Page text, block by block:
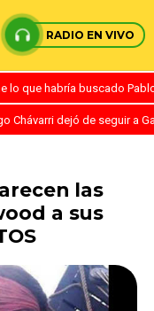
RADIO EN VIVO
lo que habría buscado
Chávarri dejó de seguir a
las
a sus